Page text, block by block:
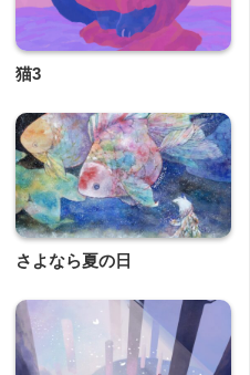
猫3
さよなら夏の日